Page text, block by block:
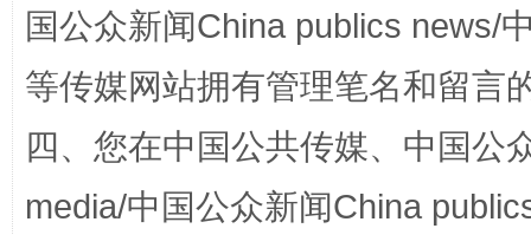
国家大学科技园优化重塑工作
国公众新闻China publics news/
等传媒网站拥有管理笔名和留言
四、您在中国公共传媒、中国公
media/中国公众新闻China